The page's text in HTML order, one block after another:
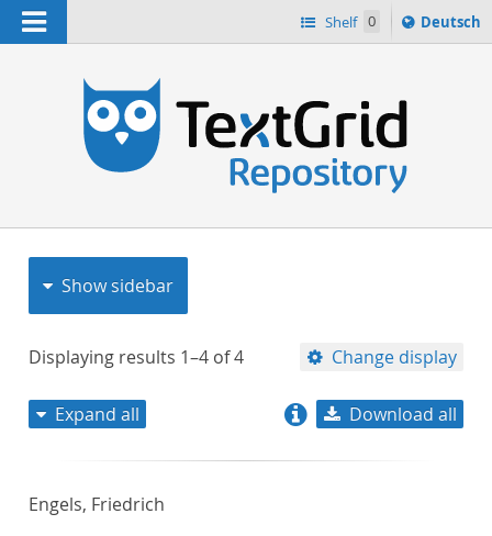
Navigation Shelf 0
Sprache
ï¿½ndern
Deutsch
Show sidebar
Displaying results 1–4 of4 Change display
Expand all Download all
Engels, Friedrich